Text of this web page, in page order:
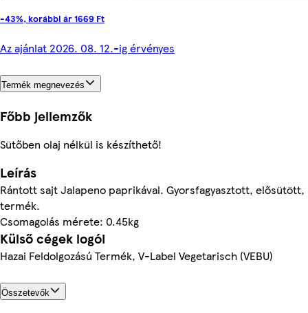
-43%, korábbi ár 1669 Ft
Az ajánlat 2026. 08. 12.-ig érvényes
Termék megnevezés
Főbb jellemzők
Sütőben olaj nélkül is készíthető!
Leírás
Rántott sajt Jalapeno paprikával. Gyorsfagyasztott,
termék.
Csomagolás mérete: 0.45kg
Külső cégek logói
Hazai Feldolgozású Termék, V-Label Vegetarisch (VEBU)
Összetevők